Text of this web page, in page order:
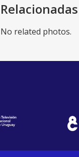
Relacionadas
No related photos.